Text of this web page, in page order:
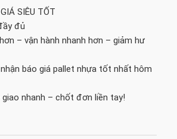
SIÊU TỐT
đủ
– vận hành nhanh hơn – giảm hư
báo giá pallet nhựa tốt nhất hôm
nhanh – chốt đơn liền tay!